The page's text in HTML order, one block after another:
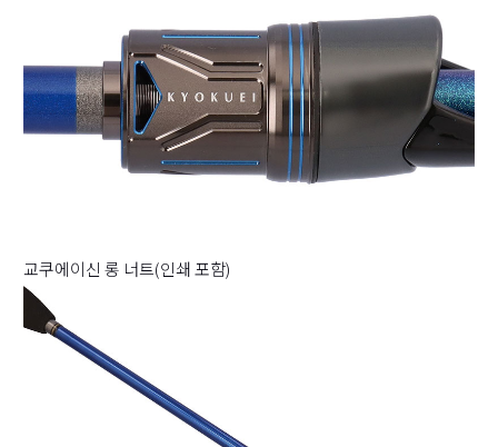
교쿠에이신 롱 너트(인쇄 포함)